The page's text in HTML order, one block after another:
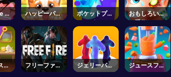
-
ハッピーパピ
ークラッシュ
ポケットプラ
ンツガーデン
おもしろい耳
の手術2
ケ
フリーファイ
ア
ジェリーパー
ツ
ジュースフュ
ージョンフレ